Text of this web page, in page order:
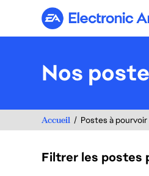
Electronic
Nos
Accueil Postes à pourvoir
Filtrer les postes